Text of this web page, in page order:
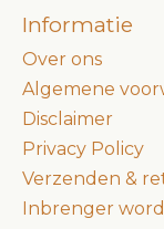
Informatie
Over ons
Algemene
Disclaimer
Privacy Policy
Verzenden &
Inbrenger